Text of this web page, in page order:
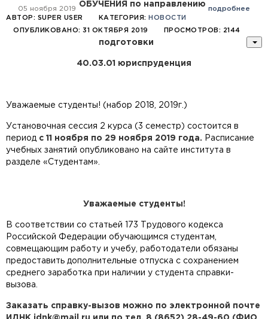
05 ноября 2019 подробнее
АВТОР: SUPER USER КАТЕГОРИЯ: НОВОСТИ
ОПУБЛИКОВАНО: 31 ОКТЯБРЯ 2019 ПРОСМОТРОВ: 2144
ОБУЧЕНИЯ по направлению
подготовки
40.03.01 юриспруденция
Уважаемые студенты! (набор 2018, 2019г.)
Установочная сессия 2 курса (3 семестр) состоится в
период с 11 ноября по 29 ноября 2019 года. Расписание
учебных занятий опубликовано на сайте института в
разделе «Студентам».
Уважаемые студенты!
В соответствии со статьей 173 Трудового кодекса
Российской Федерации обучающимся студентам,
совмещающим работу и учебу, работодатели обязаны
предоставить дополнительные отпуска с сохранением
среднего заработка при наличии у студента справки-
вызова.
Заказать справку-вызов можно по электронной почте